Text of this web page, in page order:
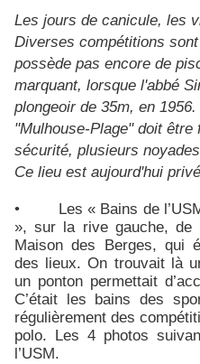
Les jours de canicule, les
Diverses compétitions
possède pas encore de
marquant, lorsque l'abbé
plongeoir de 35m, en
"Mulhouse-Plage" doit
sécurité, plusieurs
Ce lieu est aujourd'hui
• Les « Bains de l’USM
», sur la rive gauche, de
Maison des Berges, qui
des lieux. On trouvait là
un ponton permettait
C’était les bains des
régulièrement des
polo. Les 4 photos
l’USM.